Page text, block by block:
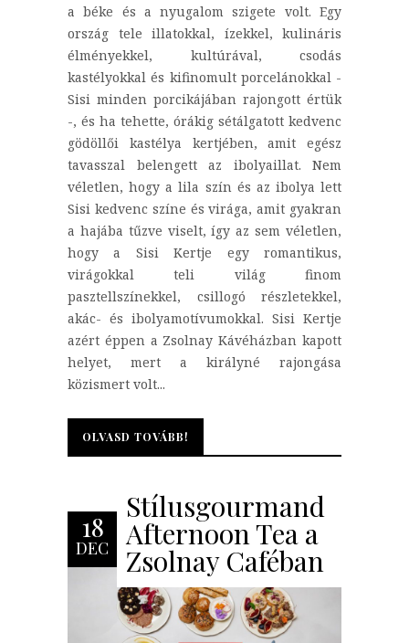
a béke és a nyugalom szigete volt. Egy
ország tele illatokkal, ízekkel, kulináris
élményekkel, kultúrával, csodás
kastélyokkal és kifinomult porcelánokkal -
Sisi minden porcikájában rajongott értük
-, és ha tehette, órákig sétálgatott kedvenc
gödöllői kastélya kertjében, amit egész
tavasszal belengett az ibolyaillat. Nem
véletlen, hogy a lila szín és az ibolya lett
Sisi kedvenc színe és virága, amit gyakran
a hajába tűzve viselt, így az sem véletlen,
hogy a Sisi Kertje egy romantikus,
virágokkal teli világ finom
pasztellszínekkel, csillogó részletekkel,
akác- és ibolyamotívumokkal. Sisi Kertje
azért éppen a Zsolnay Kávéházban kapott
helyet, mert a királyné rajongása
közismert volt...
OLVASD TOVÁBB!
OLVASD TOVÁBB!
18
DEC
Stílusgourmand
Afternoon Tea a
Zsolnay Caféban